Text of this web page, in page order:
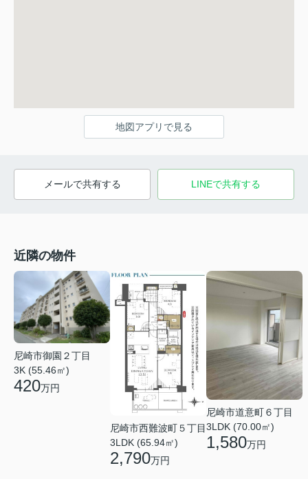
地図アプリで見る
メールで共有する LINEで共有する
近隣の物件
尼崎市御園２丁目
3K (55.46㎡)
420万円
尼崎市西難波町５丁目
3LDK (65.94㎡)
2,790万円
尼崎市道意町６丁目
3LDK (70.00㎡)
1,580万円